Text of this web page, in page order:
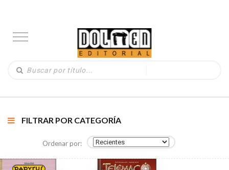
FILTRAR POR CATEGORÍA
Ordenar por: